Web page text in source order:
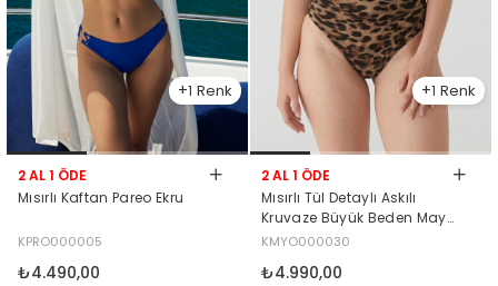
1
2 AL 1 ÖDE
Mısırlı Kaftan Pareo Ekru
KPRO000005
₺4.490,00
1
2 AL 1 ÖDE
Mısırlı Tül Detaylı Askılı
Kruvaze Büyük Beden Mayo
Leopar Desenli
KMYO000030
₺4.990,00